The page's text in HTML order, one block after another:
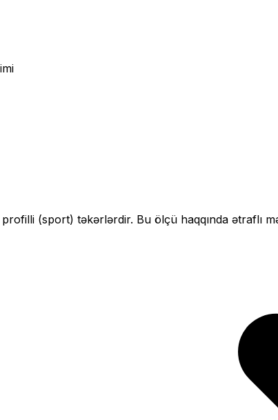
profilli (sport) təkərlərdir. Bu ölçü haqqında ətraflı